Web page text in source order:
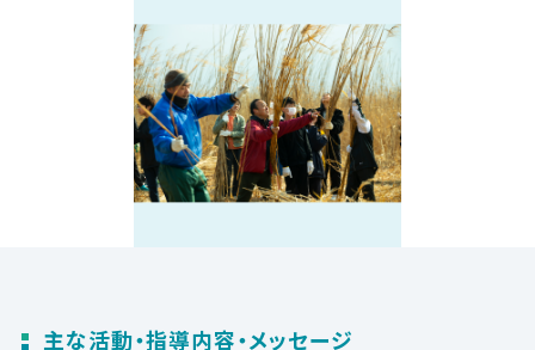
主な活動・指導内容・メッセージ